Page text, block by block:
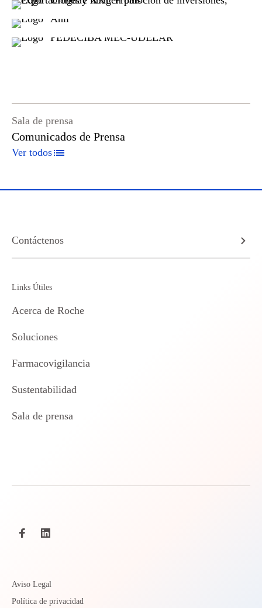
Sala de prensa
Comunicados de Prensa
Ver todos
Contáctenos
Links Útiles
Acerca de Roche
Soluciones
Farmacovigilancia
Sustentabilidad
Sala de prensa
Aviso Legal
Política de privacidad